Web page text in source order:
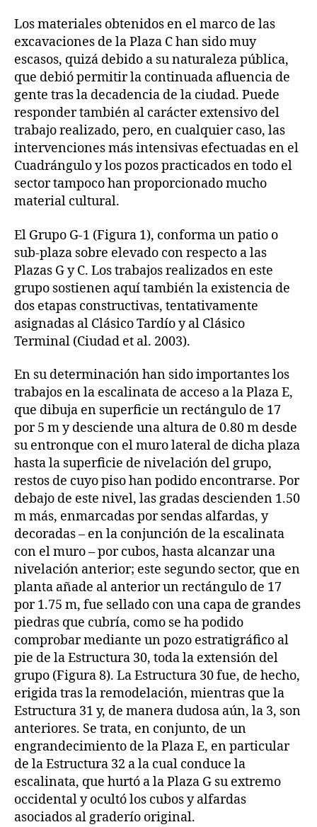
Los materiales obtenidos en el marco de las
excavaciones de la Plaza C han sido muy
escasos, quizá debido a su naturaleza pública,
que debió permitir la continuada afluencia de
gente tras la decadencia de la ciudad. Puede
responder también al carácter extensivo del
trabajo realizado, pero, en cualquier caso, las
intervenciones más intensivas efectuadas en el
Cuadrángulo y los pozos practicados en todo el
sector tampoco han proporcionado mucho
material cultural.
El Grupo G-1 (Figura 1), conforma un patio o
sub-plaza sobre elevado con respecto a las
Plazas G y C. Los trabajos realizados en este
grupo sostienen aquí también la existencia de
dos etapas constructivas, tentativamente
asignadas al Clásico Tardío y al Clásico
Terminal (Ciudad et al. 2003).
En su determinación han sido importantes los
trabajos en la escalinata de acceso a la Plaza E,
que dibuja en superficie un rectángulo de 17
por 5 m y desciende una altura de 0.80 m desde
su entronque con el muro lateral de dicha plaza
hasta la superficie de nivelación del grupo,
restos de cuyo piso han podido encontrarse. Por
debajo de este nivel, las gradas descienden 1.50
m más, enmarcadas por sendas alfardas, y
decoradas – en la conjunción de la escalinata
con el muro – por cubos, hasta alcanzar una
nivelación anterior; este segundo sector, que en
planta añade al anterior un rectángulo de 17
por 1.75 m, fue sellado con una capa de grandes
piedras que cubría, como se ha podido
comprobar mediante un pozo estratigráfico al
pie de la Estructura 30, toda la extensión del
grupo (Figura 8). La Estructura 30 fue, de hecho,
erigida tras la remodelación, mientras que la
Estructura 31 y, de manera dudosa aún, la 3, son
anteriores. Se trata, en conjunto, de un
engrandecimiento de la Plaza E, en particular
de la Estructura 32 a la cual conduce la
escalinata, que hurtó a la Plaza G su extremo
occidental y ocultó los cubos y alfardas
asociados al graderío original.